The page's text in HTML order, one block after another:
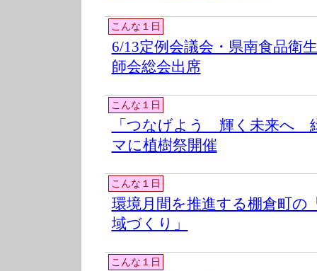
こんな１日
6/13定例会議会・県南食品衛
師会総会出席
こんな１日
「つなげよう 輝く未来へ
マに植樹祭開催
こんな１日
環境月間を推進する棚倉町の
域づくり」
こんな１日